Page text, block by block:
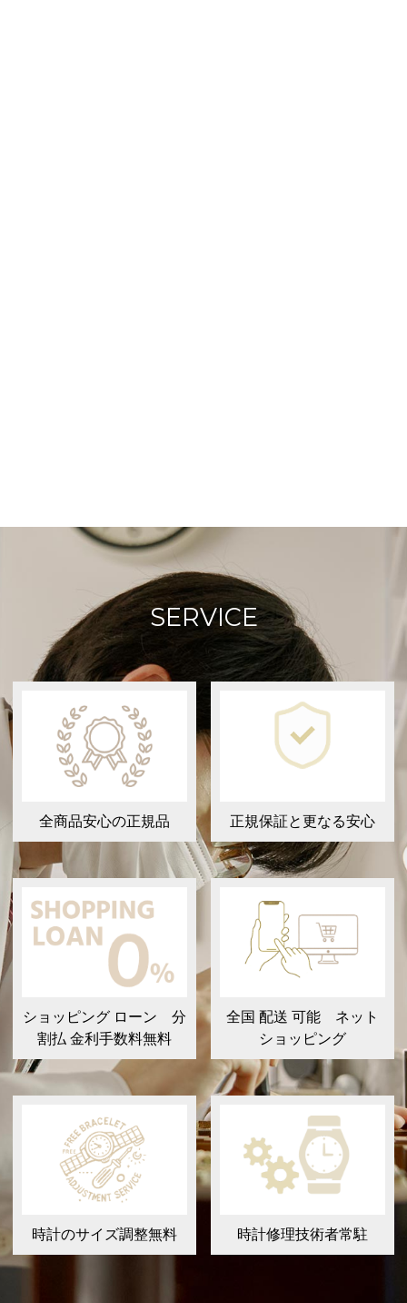
SERVICE
全商品安心の正規品 正規保証と更なる安心
ショッピング ローン 分
割払 金利手数料無料
全国 配送 可能 ネット
ショッピング
時計のサイズ調整無料 時計修理技術者常駐